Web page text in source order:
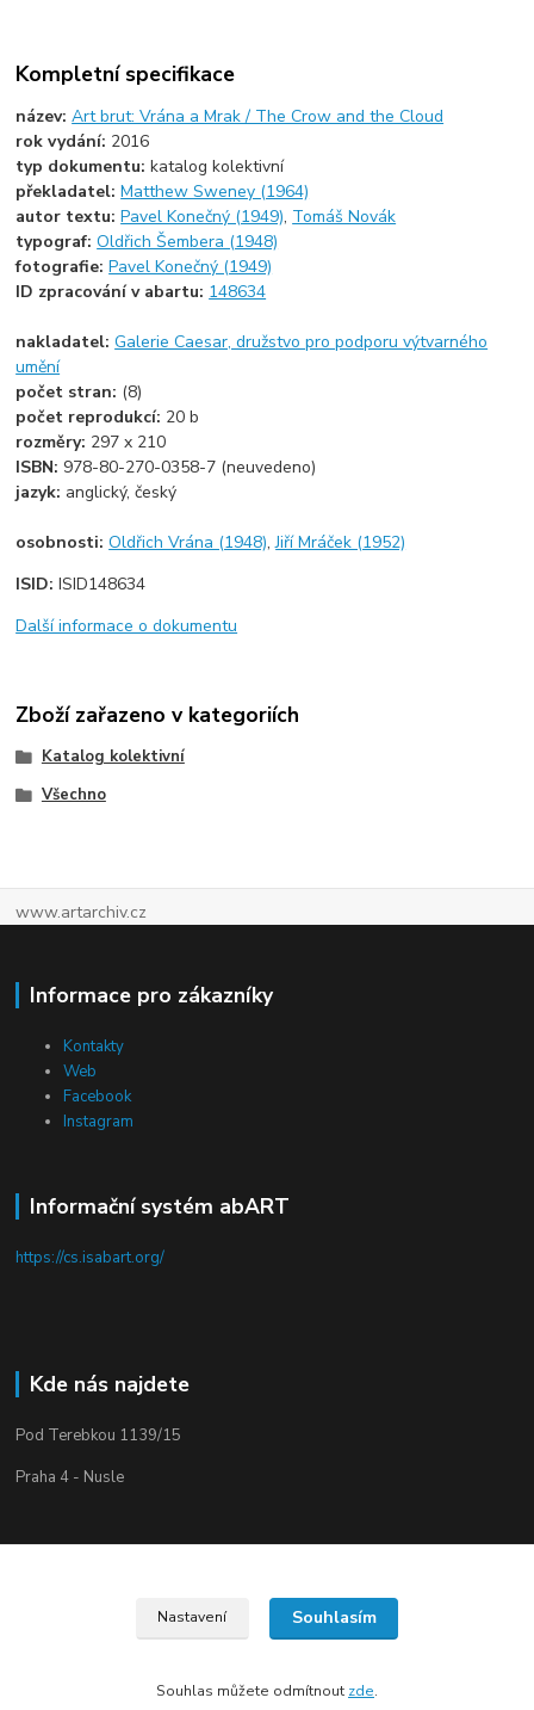
Kompletní specifikace
název:Art brut: Vrána a Mrak / The Crow and the Cloud
rok vydání: 2016
typ dokumentu:katalog kolektivní
překladatel:Matthew Sweney (1964)
autor textu:Pavel Konečný (1949), Tomáš Novák
typograf:Oldřich Šembera (1948)
fotografie:Pavel Konečný (1949)
ID zpracování v abartu: 148634
nakladatel:Galerie Caesar, družstvo pro podporu výtvarného
umění
počet stran: (8)
počet reprodukcí: 20 b
rozměry: 297 x 210
ISBN: 978-80-270-0358-7 (neuvedeno)
jazyk: anglický, český
osobnosti:Oldřich Vrána (1948),Jiří Mráček (1952)
ISID:ISID148634
Další informace o dokumentu
Zboží zařazeno v kategoriích
Katalog kolektivní
Všechno
www.artarchiv.cz
Informace pro zákazníky
Kontakty
Web
Facebook
Instagram
Informační systém abART
https://cs.isabart.org/
Kde nás najdete
Pod Terebkou 1139/15
Praha 4 - Nusle
Upravit sběr cookies.
Nastavení Souhlasím
Souhlas můžete odmítnout zde.